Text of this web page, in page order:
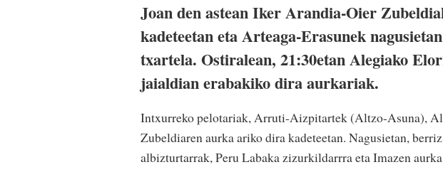
Joan den astean Iker Arandia-Oier
kadeteetan eta Arteaga-Erasunek
txartela. Ostiralean, 21:30etan Alegiako
jaialdian erabakiko dira aurkariak.
Intxurreko pelotariak, Arruti-Aizpitartek (Altzo-Asuna),
Zubeldiaren aurka ariko dira kadeteetan. Nagusietan,
albizturtarrak, Peru Labaka zizurkildarrra eta Imazen